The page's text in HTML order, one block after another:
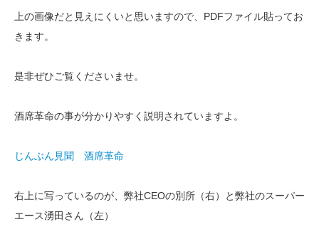
上の画像だと見えにくいと思いますので、PDFファイル貼ってお
きます。
是非ぜひご覧くださいませ。
酒席革命の事が分かりやすく説明されていますよ。
じんぶん見聞 酒席革命
右上に写っているのが、弊社CEOの別所（右）と弊社のスーパー
エース湧田さん（左）